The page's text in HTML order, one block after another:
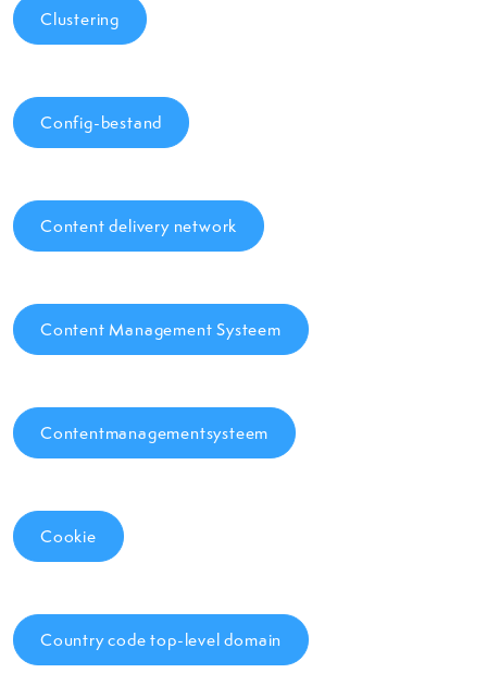
Clustering
Config-bestand
Content delivery network
Content Management Systeem
Contentmanagementsysteem
Cookie
Country code top-level domain